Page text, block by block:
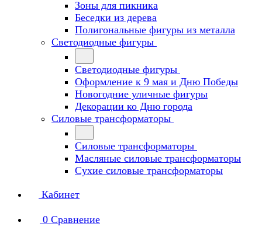
Зоны для пикника
Беседки из дерева
Полигональные фигуры из металла
Светодиодные фигуры
Светодиодные фигуры
Оформление к 9 мая и Дню Победы
Новогодние уличные фигуры
Декорации ко Дню города
Силовые трансформаторы
Силовые трансформаторы
Масляные силовые трансформаторы
Сухие силовые трансформаторы
Кабинет
0 Сравнение